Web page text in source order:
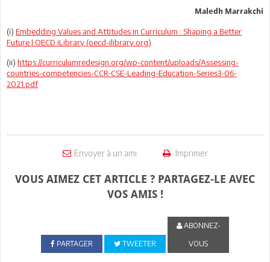
Maledh Marrakchi
(i) Embedding Values and Attitudes in Curriculum : Shaping a Better
Future | OECD iLibrary (oecd-ilibrary.org)
(ii) https://curriculumredesign.org/wp-content/uploads/Assessing-
countries-competencies-CCR-CSE-Leading-Education-Series3-06-
2021.pdf
Envoyer à un ami Imprimer
VOUS AIMEZ CET ARTICLE ? PARTAGEZ-LE AVEC
VOS AMIS !
PARTAGER TWEETER
ABONNEZ-
VOUS